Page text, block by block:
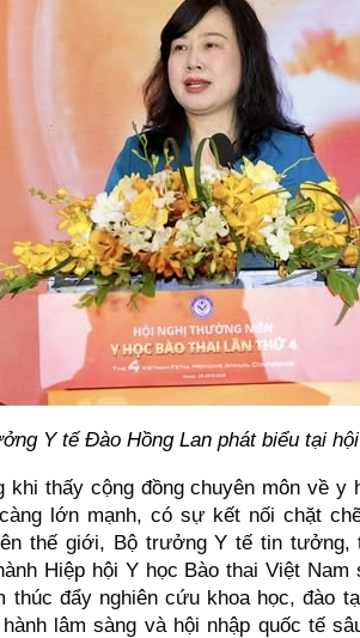
Y tế Đào Hồng Lan phát biểu tại
khi thấy cộng đồng chuyên môn về y
lớn mạnh, có sự kết nối chặt
thế giới, Bộ trưởng Y tế tin tưởng,
Hiệp hội Y học Bào thai Việt
thúc đẩy nghiên cứu khoa học, đào
lâm sàng và hội nhập quốc tế